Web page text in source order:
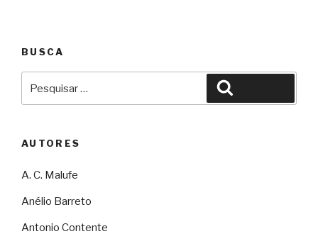
BUSCA
AUTORES
A. C. Malufe
Anélio Barreto
Antonio Contente